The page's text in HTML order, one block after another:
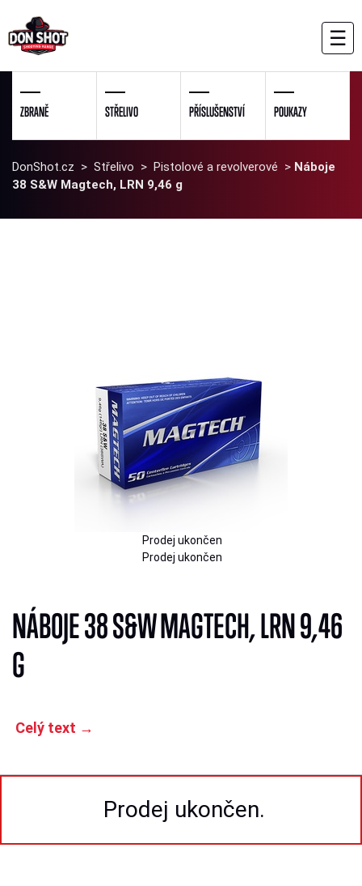
☰
ZBRANĚ STŘELIVO PŘÍSLUŠENSTVÍ POUKAZY
DonShot.cz > Střelivo > Pistolové a revolverové > Náboje
38 S&W Magtech, LRN 9,46 g
Prodej ukončen
Prodej ukončen
NÁBOJE 38 S&W MAGTECH, LRN 9,46
G
Celý text →
Prodej ukončen.